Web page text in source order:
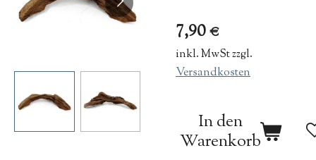
7,90 €
inkl. MwSt zzgl.
Versandkosten
In den
Warenkorb